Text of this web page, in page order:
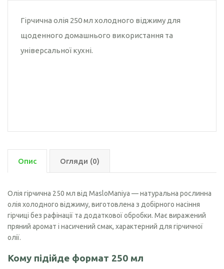
Гірчична олія 250 мл холодного віджиму для
щоденного домашнього використання та
універсальної кухні.
Опис Огляди (0)
Олія гірчична 250 мл від MasloManiya — натуральна рослинна
олія холодного віджиму, виготовлена з добірного насіння
гірчиці без рафінації та додаткової обробки. Має виражений
пряний аромат і насичений смак, характерний для гірчичної
олії.
Кому підійде формат 250 мл